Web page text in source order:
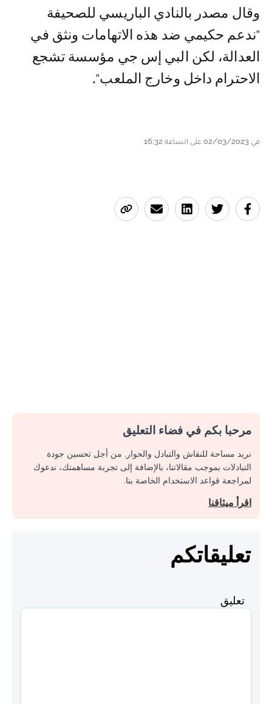
وقال مصدر بالنادي الباريسي للصحيفة
"ندعم حكيمي ضد هذه الاتهامات ونثق في
العدالة، لكن البي إس جي مؤسسة تشجع
الاحترام داخل وخارج الملعب".
في 02/03/2023 على الساعة 16:32
مرحبا بكم في فضاء التعليق
نريد مساحة للنقاش والتبادل والحوار. من أجل تحسين جودة
التبادلات بموجب مقالاتنا، بالإضافة إلى تجربة مساهمتك، ندعوك
لمراجعة قواعد الاستخدام الخاصة بنا.
اقرأ ميثاقنا
تعليقاتكم
تعليق